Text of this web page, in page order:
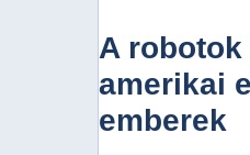
A
amerikai
emberek